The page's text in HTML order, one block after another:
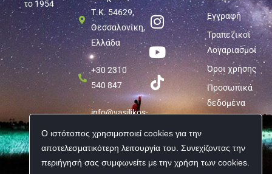
Ο ιστότοπος χρησιμοποιεί cookies για την
αποτελεσματικότερη λειτουργία του. Συνεχίζοντας την
περιήγησή σας συμφωνείτε με την χρήση των cookies.
το 1954
Τ.Κ. 54629,
Θεσσαλονίκη,
Ελλάδα
+30 2310
540 847
info@vasilikos-
Εγγραφή
Τραπεζικοί
Λογαριασμοί
Όροι χρήσης
Προσωπικά
δεδομένα